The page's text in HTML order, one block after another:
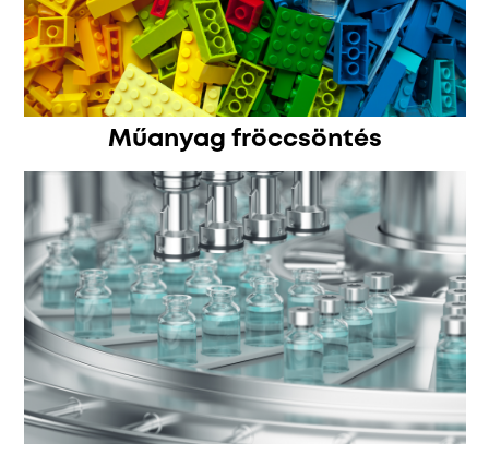
Műanyag fröccsöntés